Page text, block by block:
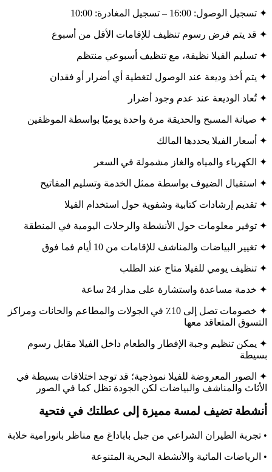
✦ تسجيل الوصول: 16:00 – تسجيل المغادرة: 10:00
✦ قد يتم فرض رسوم تنظيف للإقامات الأقل من أسبوع
✦ تسليم الفيلا نظيفة، مع تنظيف أسبوعي منتظم
✦ يتم أخذ وديعة عند الوصول لتغطية أي أضرار أو فقدان
✦ تُعاد الوديعة عند عدم وجود أضرار
✦ صيانة المسبح والحديقة مرة واحدة يوميًا بواسطة الموظفين
✦ أسعار الفيلا يحددها المالك
✦ الكهرباء والمياه والغاز مشمولة في السعر
✦ استقبال الضيوف بواسطة ممثل الخدمة وتسليم المفاتيح
✦ تقديم إرشادات كتابية وشفوية حول استخدام الفيلا
✦ توفير معلومات حول الأنشطة والرحلات اليومية في المنطقة
✦ تغيير البياضات والمناشف للإقامات من 10 أيام فما فوق
✦ تنظيف يومي للفيلا متاح عند الطلب
✦ خدمة مساعدة واستشارة على مدار 24 ساعة
✦ خصومات تصل إلى 10٪ في الجولات والمطاعم والحانات ومراكز
التسوق المتعاقد معها
✦ يمكن تنظيم وجبة الإفطار والطعام داخل الفيلا مقابل رسوم
بسيطة
✦ الصور المعروضة للفيلا نموذجية؛ قد توجد اختلافات بسيطة في
الأثاث والمناشف والبياضات لكن الجودة تظل كما في الصور
أنشطة تضيف لمسة مميزة إلى عطلتك في فتحية
• تجربة الطيران الشراعي من جبل باباداغ مع مناظر بانورامية خلابة
• الرياضات المائية والأنشطة البحرية المتنوعة